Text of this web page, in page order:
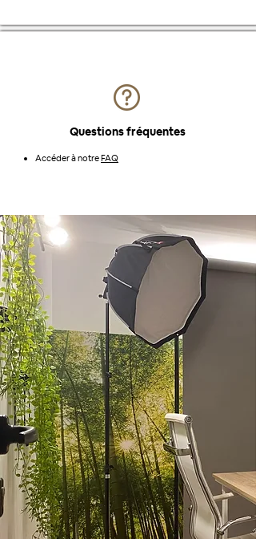
Questions fréquentes
Accéder à notreFAQ